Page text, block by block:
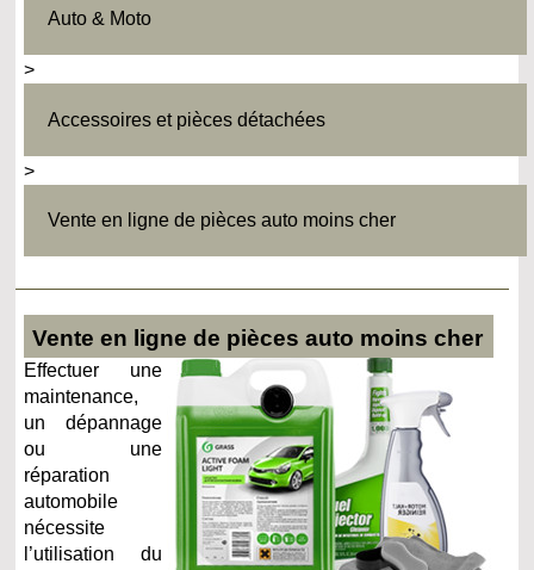
Auto & Moto
>
Accessoires et pièces détachées
>
Vente en ligne de pièces auto moins cher
Vente en ligne de pièces auto moins cher
Effectuer une
maintenance,
un dépannage
ou une
réparation
automobile
nécessite
l’utilisation du